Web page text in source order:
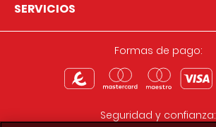
SERVICIOS
Formas de pago:
Seguridad y confianza: